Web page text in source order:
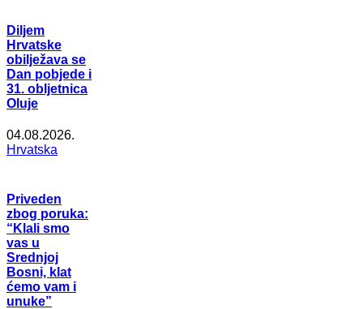
Diljem
Hrvatske
obilježava se
Dan pobjede i
31. obljetnica
Oluje
04.08.2026.
Hrvatska
Priveden
zbog poruka:
“Klali smo
vas u
Srednjoj
Bosni, klat
ćemo vam i
unuke”